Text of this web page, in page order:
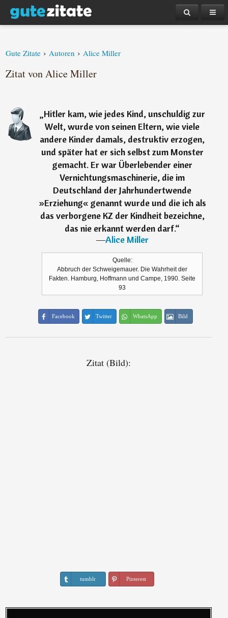
Gute Zitate › Autoren › Alice Miller
Zitat von Alice Miller
„Hitler kam, wie jedes Kind, unschuldig zur
Welt, wurde von seinen Eltern, wie viele
andere Kinder damals, destruktiv erzogen,
und später hat er sich selbst zum Monster
gemacht. Er war Überlebender einer
Vernichtungsmaschinerie, die im
Deutschland der Jahrhundertwende
»Erziehung« genannt wurde und die ich als
das verborgene KZ der Kindheit bezeichne,
das nie erkannt werden darf.“
―Alice Miller
Quelle:
Abbruch der Schweigemauer. Die Wahrheit der
Fakten. Hamburg, Hoffmann und Campe, 1990. Seite
93
Facebook Twitter WhatsApp Bild
Zitat (Bild):
tumblr Pinterest